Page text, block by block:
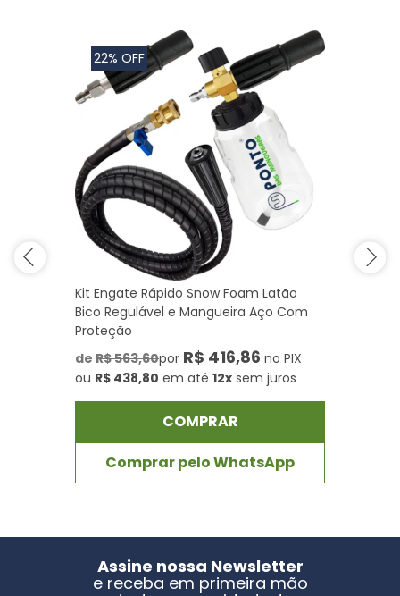
22% OFF
Kit Engate Rápido Snow Foam Latão
Bico Regulável e Mangueira Aço Com
Proteção
de R$ 563,60por R$ 416,86 no PIX
ou R$ 438,80 em até 12x sem juros
COMPRAR
Comprar pelo WhatsApp
Assine nossa Newsletter
e receba em primeira mão